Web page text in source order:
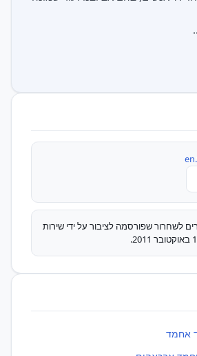
לשחרור שפורסמה לציבור על ידי שירות
אחמד‬‏